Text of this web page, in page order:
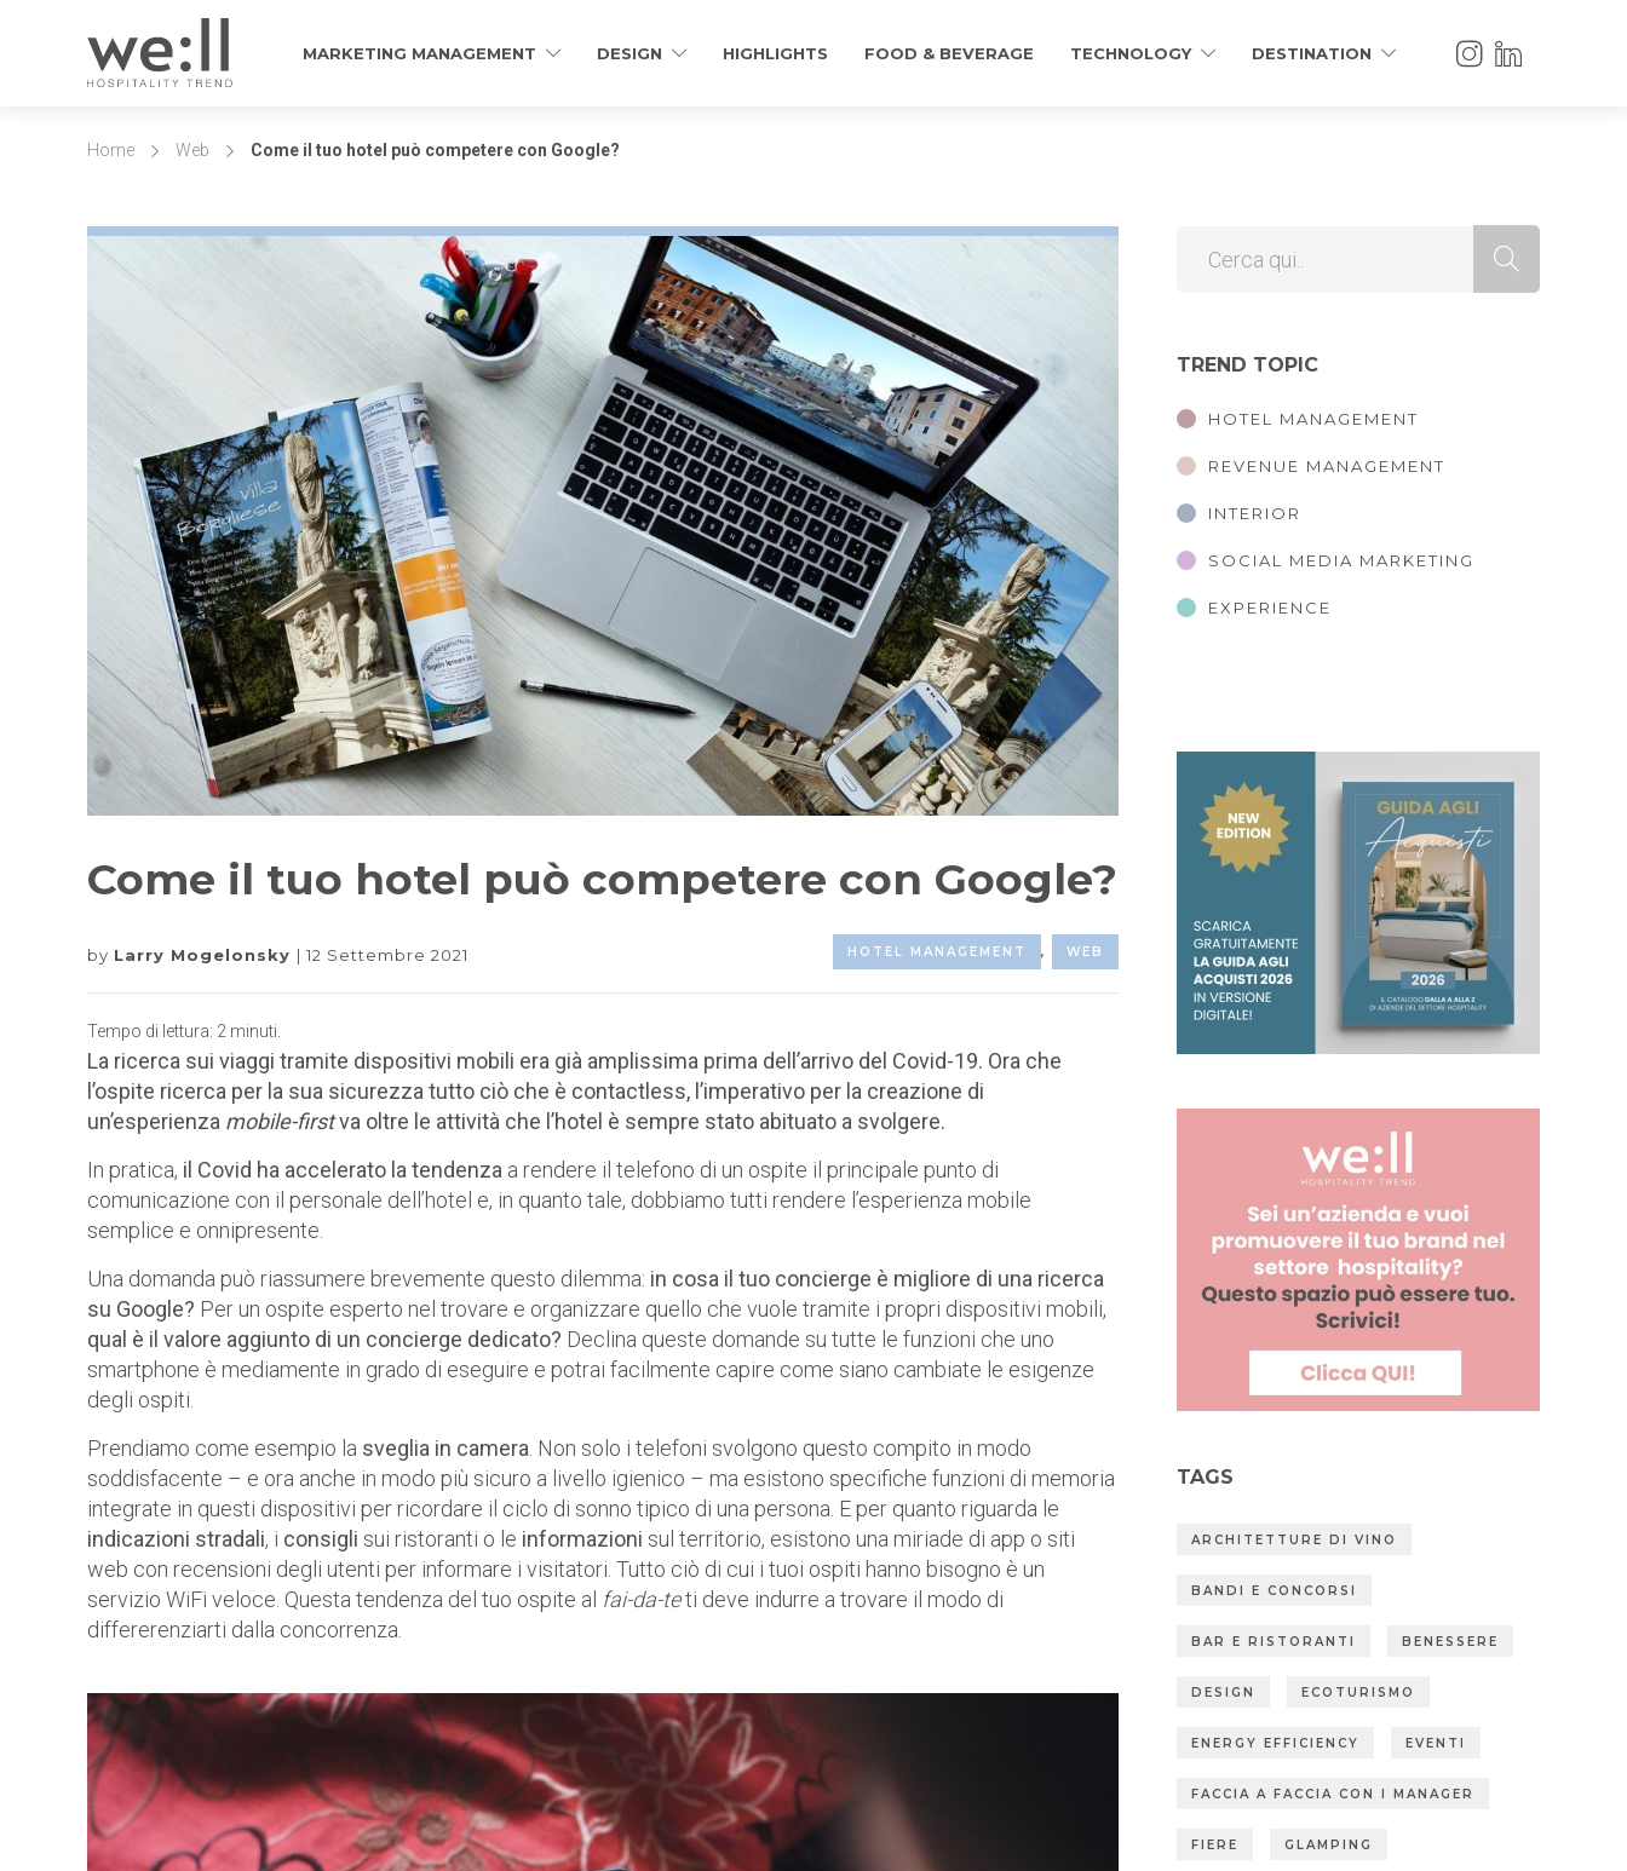
MARKETING MANAGEMENT DESIGN HIGHLIGHTS FOOD & BEVERAGE TECHNOLOGY DESTINATION
Home Web Come il tuo hotel può competere con Google?
Come il tuo hotel può competere con Google?
by Larry Mogelonsky 12 Settembre 2021 HOTEL MANAGEMENT , WEB
Tempo di lettura: 2 minuti.
La ricerca sui viaggi tramite dispositivi mobili era già amplissima prima dell’arrivo del Covid-19. Ora che
l’ospite ricerca per la sua sicurezza tutto ciò che è contactless, l’imperativo per la creazione di
un’esperienza mobile-firstva oltre le attività che l’hotel è sempre stato abituato a svolgere.
In pratica, il Covid ha accelerato la tendenza a rendere il telefono di un ospite il principale punto di
comunicazione con il personale dell’hotel e, in quanto tale, dobbiamo tutti rendere l’esperienza mobile
semplice e onnipresente.
Una domanda può riassumere brevemente questo dilemma: in cosa il tuo concierge è migliore di una ricerca
su Google? Per un ospite esperto nel trovare e organizzare quello che vuole tramite i propri dispositivi mobili,
qual è il valore aggiunto di un concierge dedicato? Declina queste domande su tutte le funzioni che uno
smartphone è mediamente in grado di eseguire e potrai facilmente capire come siano cambiate le esigenze
degli ospiti.
Prendiamo come esempio la sveglia in camera. Non solo i telefoni svolgono questo compito in modo
soddisfacente – e ora anche in modo più sicuro a livello igienico – ma esistono specifiche funzioni di memoria
integrate in questi dispositivi per ricordare il ciclo di sonno tipico di una persona. E per quanto riguarda le
indicazioni stradali, i consigli sui ristoranti o le informazioni sul territorio, esistono una miriade di app o siti
web con recensioni degli utenti per informare i visitatori. Tutto ciò di cui i tuoi ospiti hanno bisogno è un
servizio WiFi veloce. Questa tendenza del tuo ospite al fai-da-teti deve indurre a trovare il modo di
differerenziarti dalla concorrenza.
TREND TOPIC
HOTEL MANAGEMENT
REVENUE MANAGEMENT
INTERIOR
SOCIAL MEDIA MARKETING
EXPERIENCE
TAGS
ARCHITETTURE DI VINO
BANDI E CONCORSI
BAR E RISTORANTI BENESSERE
DESIGN ECOTURISMO
ENERGY EFFICIENCY EVENTI
FACCIA A FACCIA CON I MANAGER
FIERE GLAMPING